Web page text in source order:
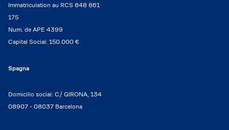
Immatriculation au RCS 848 861
175
Num. de APE 4399
Capital Social: 150.000 €
Spagna
Domicilio social: C/ GIRONA, 134
08907 - 08037 Barcelona